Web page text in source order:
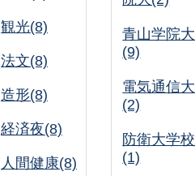
観光(8)
法文(8)
造形(8)
経済夜(8)
人間健康(8)
青山学院大
(9)
電気通信大
(2)
防衛大学校
(1)